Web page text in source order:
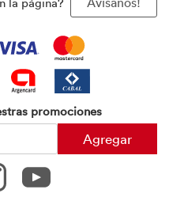
promociones
Agregar